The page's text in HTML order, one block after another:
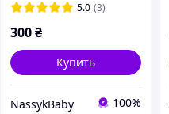
5.0 (3)
300₴
Купить
NassykBaby 100%